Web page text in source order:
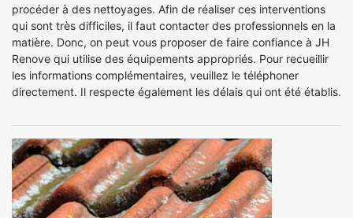
procéder à des nettoyages. Afin de réaliser ces interventions
qui sont très difficiles, il faut contacter des professionnels en la
matière. Donc, on peut vous proposer de faire confiance à JH
Renove qui utilise des équipements appropriés. Pour recueillir
les informations complémentaires, veuillez le téléphoner
directement. Il respecte également les délais qui ont été établis.